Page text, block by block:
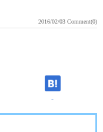
2016/02/03 Comment(0)
-